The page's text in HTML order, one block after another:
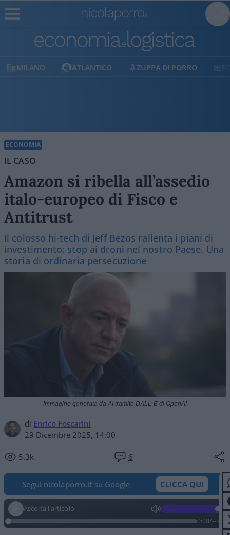
ATLANTICO ZUPPA DI PORRO ECONOMIA
ECONOMIA
IL CASO
Amazon si ribella all’assedio
italo-europeo di Fisco e
Antitrust
Il colosso hi-tech di Jeff Bezos rallenta i piani di
investimento: stop ai droni nel nostro Paese. Una
storia di ordinaria persecuzione
di Enrico Foscarini
29 Dicembre 2025, 14:00
5.3k 6
Immagine generata da AI tramite DALL·E di OpenAI
Segui nicolaporro.it su Google CLICCA QUI
Ascolta l'articolo
0:00/--:--